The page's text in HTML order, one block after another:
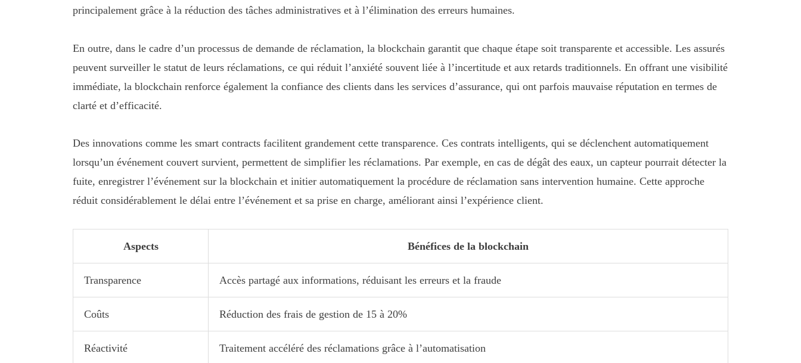
principalement grâce à la réduction des tâches administratives et à l’élimination des erreurs humaines.
En outre, dans le cadre d’un processus de demande de réclamation, la blockchain garantit que chaque étape soit transparente et accessible. Les assurés
peuvent surveiller le statut de leurs réclamations, ce qui réduit l’anxiété souvent liée à l’incertitude et aux retards traditionnels. En offrant une visibilité
immédiate, la blockchain renforce également la confiance des clients dans les services d’assurance, qui ont parfois mauvaise réputation en termes de
clarté et d’efficacité.
Des innovations comme les smart contracts facilitent grandement cette transparence. Ces contrats intelligents, qui se déclenchent automatiquement
lorsqu’un événement couvert survient, permettent de simplifier les réclamations. Par exemple, en cas de dégât des eaux, un capteur pourrait détecter la
fuite, enregistrer l’événement sur la blockchain et initier automatiquement la procédure de réclamation sans intervention humaine. Cette approche
réduit considérablement le délai entre l’événement et sa prise en charge, améliorant ainsi l’expérience client.
Aspects Bénéfices de la blockchain
Transparence Accès partagé aux informations, réduisant les erreurs et la fraude
Coûts Réduction des frais de gestion de 15 à 20%
Réactivité Traitement accéléré des réclamations grâce à l’automatisation